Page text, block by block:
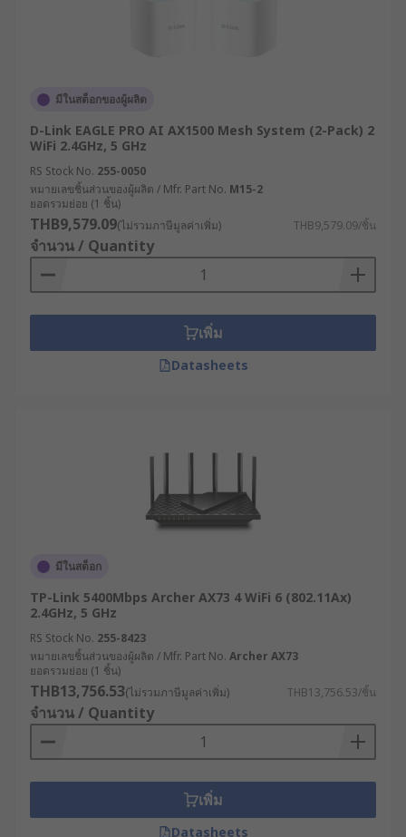
เราเตอร์ไร้สายสำหรับอุตสาหกรรมมีหลากหลาย
ประเภทที่ออกแบบมาเพื่อตอบสนองความต้องการ
เฉพาะทางที่แตกต่างกัน
เราเตอร์เซลลูลาร์ (Cellular Router) : เราเตอร์
ประเภทนี้ใช้เครือข่าย 4G/5G ในการเชื่อมต่อ
อินเทอร์เน็ต เหมาะสำหรับพื้นที่ห่างไกลหรือที่
ไม่มีโครงสร้างพื้นฐานด้านการสื่อสารแบบใช้
สาย หรือต้องการความยืดหยุ่นในการติดตั้ง
เราเตอร์แบบ Dual SIM : เราเตอร์ WiFi แบบที่มา
พร้อมช่องใส่ซิมการ์ด 2 ช่อง สามารถสลับการ
เชื่อมต่อระหว่างผู้ให้บริการได้โดยอัตโนมัติเมื่อ
เครือข่ายหลักมีปัญหา เพิ่มความเสถียรในการ
OpenVPN, PPTP ช่วยสร้างการเชื่อมต่อที่
เราเตอร์ SD-WAN : ใช้เทคโนโลยี Software-
Defined WAN ในการบริหารจัดการแบนด์วิดท์
ลักษณะของแอปพลิเคชันและสภาพเครือข่ายใน
เราเตอร์ Edge Computing : นอกจากทำหน้าที่
เป็นเราเตอร์ WiFi แล้ว ยังมีความสามารถในการ
ประมวลผลข้อมูล ณ จุดที่เกิดข้อมูล (Edge) ลด
การส่งข้อมูลไปยังศูนย์ข้อมูลกลาง เหมาะสำหรับ
ระบบ IoT ที่ต้องการการตอบสนองแบบเรียลไทม์
เราเตอร์ PoE (Power over Ethernet ): สามารถ
จ่ายไฟผ่านสายแลนให้แก่อุปกรณ์ปลายทาง เช่น
โทรศัพท์ VoIP ช่วยลดความซับซ้อนในการเดิน
สายไฟ
มีในสต็อกของผู้ผลิต
D-Link EAGLE PRO AI AX1500 Mesh System (2-Pack) 2
WiFi 2.4GHz, 5 GHz
RS Stock No. 255-0050
หมายเลขชิ้นส่วนของผู้ผลิต / Mfr. Part No. M15-2
ยอดรวมย่อย (1 ชิ้น)
THB9,579.09(ไม่รวมภาษีมูลค่าเพิ่ม) THB9,579.09/ชิ้น
จำนวน / Quantity
เพิ่ม
Datasheets
มีในสต็อก
TP-Link 5400Mbps Archer AX73 4 WiFi 6 (802.11Ax)
2.4GHz, 5 GHz
RS Stock No. 255-8423
หมายเลขชิ้นส่วนของผู้ผลิต / Mfr. Part No. Archer AX73
ยอดรวมย่อย (1 ชิ้น)
THB13,756.53(ไม่รวมภาษีมูลค่าเพิ่ม) THB13,756.53/ชิ้น
จำนวน / Quantity
เพิ่ม
Datasheets